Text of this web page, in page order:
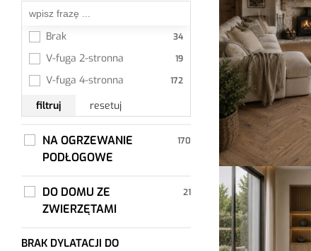
Pure Line
Brak
V-fuga 2-stronna
V-fuga 4-stronna
filtruj
resetuj
NA OGRZEWANIE
PODŁOGOWE
DO DOMU ZE
ZWIERZĘTAMI
BRAK DYLATACJI DO